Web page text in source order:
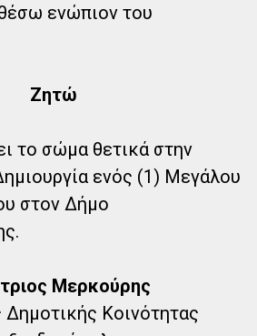
ενώπιον του
Ζητώ
το σώμα θετικά στην
ενός (1) Μεγάλου
στον Δήμο
Μερκούρης
Κοινότητας